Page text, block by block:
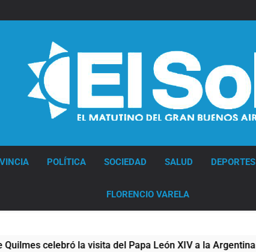
POLÍTICA SOCIEDAD SALUD DEPORTES
FLORENCIO VARELA
la visita del Papa León XIV a la Argentina